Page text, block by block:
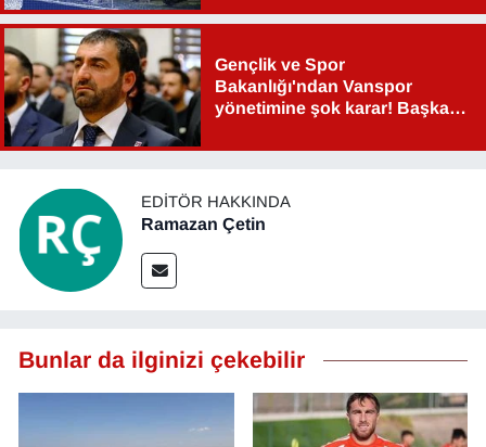
Gençlik ve Spor
Bakanlığı'ndan Vanspor
yönetimine şok karar! Başkan
EDITÖR HAKKINDA
Ramazan Çetin
Bunlar da ilginizi çekebilir